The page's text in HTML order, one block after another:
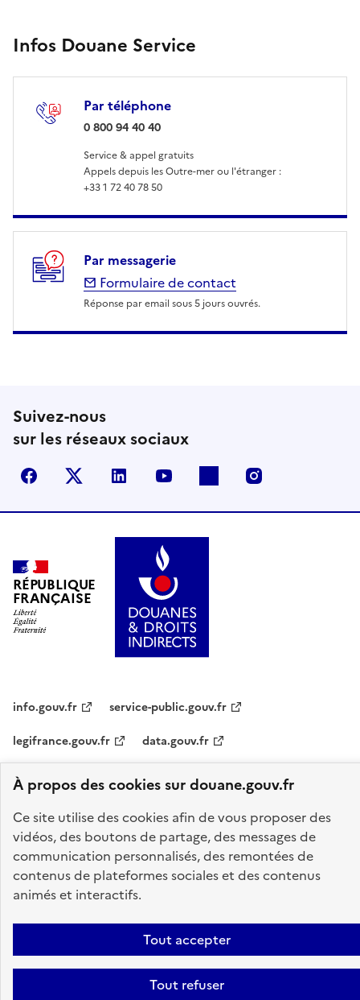
À propos des cookies sur douane.gouv.fr
Ce site utilise des cookies afin de vous proposer des
vidéos, des boutons de partage, des messages de
communication personnalisés, des remontées de
contenus de plateformes sociales et des contenus
animés et interactifs.
Tout accepter
Tout refuser
Infos Douane Service
Par téléphone
: 0 800 94 40 40
0 800 94 40 40
Service & appel gratuits
Appels depuis les Outre-mer ou l'étranger :
+33 1 72 40 78 50
Par messagerie
Formulaire de contact
Réponse par email sous 5 jours ouvrés.
Suivez-nous
sur les réseaux sociaux
FacebookX (anciennement Twitter)
LinkedIn Flickr
RÉPUBLIQUE
FRANÇAISE
info.gouv.fr
service-public.gouv.fr
legifrance.gouv.fr
data.gouv.fr
Plan du site Accessibilité : partiellement conforme
Mentions légales
Données personnelles
Gestion des cookies
Paramètres d'affichage
Sauf mention explicite de propriété intellectuelle détenue par des tiers,
les contenus de ce site sont proposés sous